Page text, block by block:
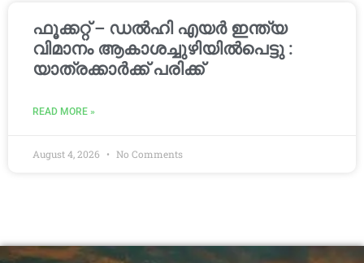
ഫൂക്കറ്റ് – ഡൽഹി എയര്‍ ഇന്ത്യ
വിമാനം ആകാശച്ചുഴിയില്‍പെട്ടു :
യാത്രക്കാര്‍ക്ക് പരിക്ക്
READ MORE »
August 4, 2026 No Comments